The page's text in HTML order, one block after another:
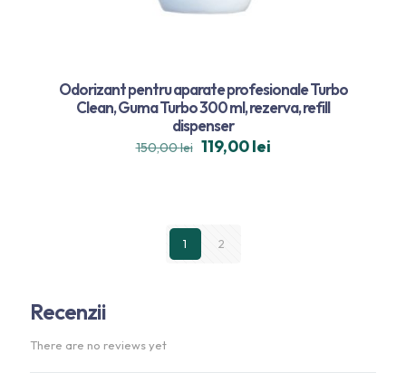
Odorizant pentru aparate profesionale Turbo
Clean, Guma Turbo 300 ml, rezerva, refill
dispenser
150,00lei 119,00lei
1 2
Recenzii
There are no reviews yet